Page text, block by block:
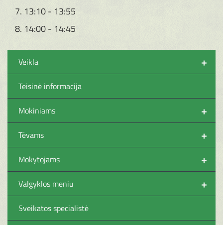
7. 13:10 - 13:55
8. 14:00 - 14:45
+
Veikla
Teisinė informacija
+
Mokiniams
+
Tėvams
+
Mokytojams
+
Valgyklos meniu
Sveikatos specialistė